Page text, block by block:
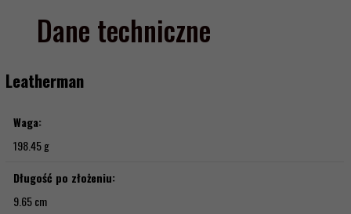
Dane techniczne
Leatherman
Waga:
198.45 g
Długość po złożeniu:
9.65 cm